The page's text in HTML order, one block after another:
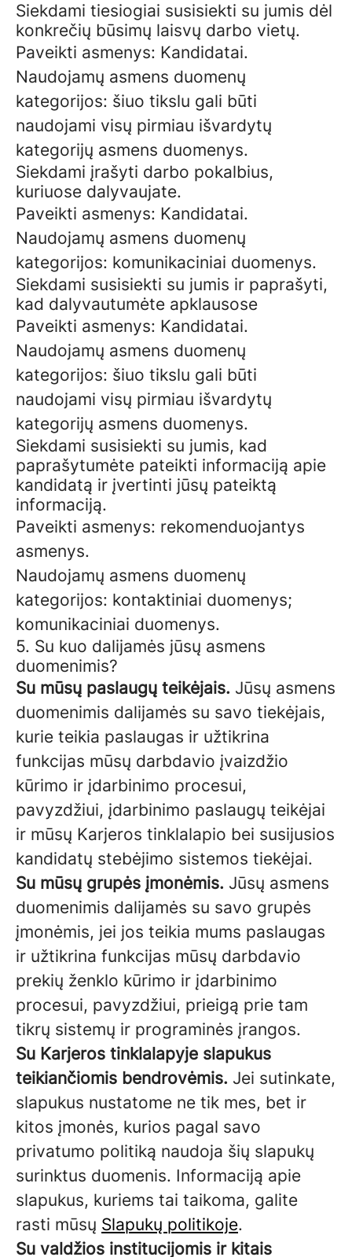
Siekdami tiesiogiai susisiekti su jumis dėl
konkrečių būsimų laisvų darbo vietų.
Paveikti asmenys: Kandidatai.
Naudojamų asmens duomenų
kategorijos: šiuo tikslu gali būti
naudojami visų pirmiau išvardytų
kategorijų asmens duomenys.
Siekdami įrašyti darbo pokalbius,
kuriuose dalyvaujate.
Paveikti asmenys: Kandidatai.
Naudojamų asmens duomenų
kategorijos: komunikaciniai duomenys.
Siekdami susisiekti su jumis ir paprašyti,
kad dalyvautumėte apklausose
Paveikti asmenys: Kandidatai.
Naudojamų asmens duomenų
kategorijos: šiuo tikslu gali būti
naudojami visų pirmiau išvardytų
kategorijų asmens duomenys.
Siekdami susisiekti su jumis, kad
paprašytumėte pateikti informaciją apie
kandidatą ir įvertinti jūsų pateiktą
informaciją.
Paveikti asmenys: rekomenduojantys
asmenys.
Naudojamų asmens duomenų
kategorijos: kontaktiniai duomenys;
komunikaciniai duomenys.
5. Su kuo dalijamės jūsų asmens
duomenimis?
Su mūsų paslaugų teikėjais. Jūsų asmens
duomenimis dalijamės su savo tiekėjais,
kurie teikia paslaugas ir užtikrina
funkcijas mūsų darbdavio įvaizdžio
kūrimo ir įdarbinimo procesui,
pavyzdžiui, įdarbinimo paslaugų teikėjai
ir mūsų Karjeros tinklalapio bei susijusios
kandidatų stebėjimo sistemos tiekėjai.
Su mūsų grupės įmonėmis. Jūsų asmens
duomenimis dalijamės su savo grupės
įmonėmis, jei jos teikia mums paslaugas
ir užtikrina funkcijas mūsų darbdavio
prekių ženklo kūrimo ir įdarbinimo
procesui, pavyzdžiui, prieigą prie tam
tikrų sistemų ir programinės įrangos.
Su Karjeros tinklalapyje slapukus
teikiančiomis bendrovėmis. Jei sutinkate,
slapukus nustatome ne tik mes, bet ir
kitos įmonės, kurios pagal savo
privatumo politiką naudoja šių slapukų
surinktus duomenis. Informaciją apie
slapukus, kuriems tai taikoma, galite
rasti mūsų Slapukų politikoje.
Su valdžios institucijomis ir kitais